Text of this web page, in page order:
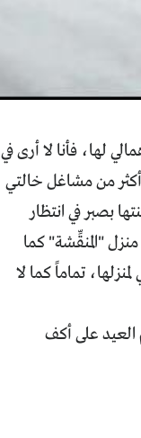
لها، فأنا لا أرى في
أكثر من مشاغل خالتي
بصبر في انتظار
"المنقِّشة" كما
تماماً كما لا
العيد على أكف